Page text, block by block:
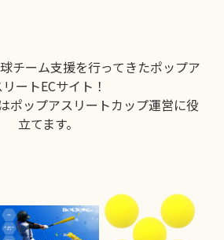
チーム支援を行ってきたポップア
ートECサイト！
ポップアスリートカップ運営に役
立てます。